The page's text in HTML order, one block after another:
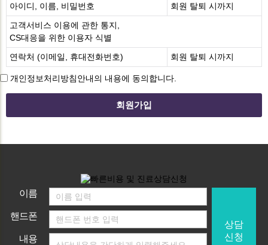
아이디, 이름, 비밀번호
회원 탈퇴 시까지
고객서비스 이용에 관한 통지,
CS대응을 위한 이용자 식별
연락처 (이메일, 휴대전화번호)
회원 탈퇴 시까지
개인정보처리방침안내의 내용에 동의합니다.
이름
상담
신청
핸드폰
내용